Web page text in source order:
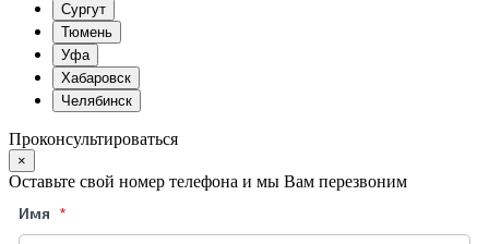
Сургут
Тюмень
Уфа
Хабаровск
Челябинск
Проконсультироваться
×
Оставьте свой номер телефона и мы Вам перезвоним
Имя